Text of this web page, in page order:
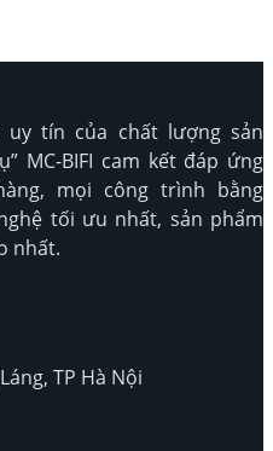
tín của chất lượng sản
MC-BIFI cam kết đáp ứng
mọi công trình bằng
tối ưu nhất, sản phẩm
nhất.
TP Hà Nội